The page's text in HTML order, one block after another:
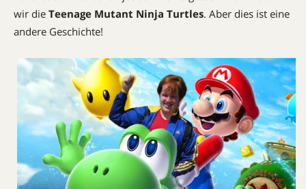
wir die Teenage Mutant Ninja Turtles. Aber dies ist eine
andere Geschichte!